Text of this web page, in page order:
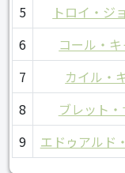
5
トロイ・ジ
6
コール・
7
カイル・
8
ブレット
9
エドゥアルド